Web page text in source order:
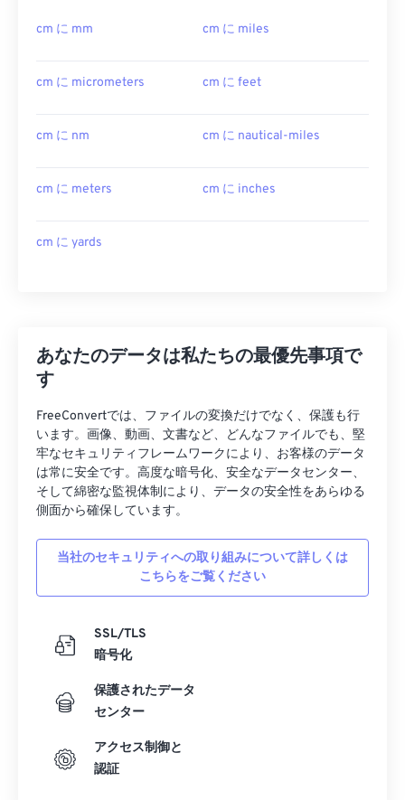
cm に mm cm に miles
cm に micrometers cm に feet
cm に nm cm に nautical-miles
cm に meters cm に inches
cm に yards
あなたのデータは私たちの最優先事項で
す
FreeConvertでは、ファイルの変換だけでなく、保護も行
います。画像、動画、文書など、どんなファイルでも、堅
牢なセキュリティフレームワークにより、お客様のデータ
は常に安全です。高度な暗号化、安全なデータセンター、
そして綿密な監視体制により、データの安全性をあらゆる
側面から確保しています。
当社のセキュリティへの取り組みについて詳しくは
こちらをご覧ください
SSL/TLS
暗号化
保護されたデータ
センター
アクセス制御と
認証